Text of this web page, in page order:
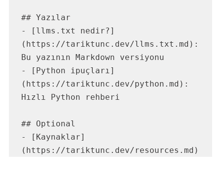
## Yazılar
- [llms.txt nedir?]
(https://tariktunc.dev/llms.txt.md):
Bu yazının Markdown versiyonu
- [Python ipuçları]
(https://tariktunc.dev/python.md):
Hızlı Python rehberi
## Optional
- [Kaynaklar]